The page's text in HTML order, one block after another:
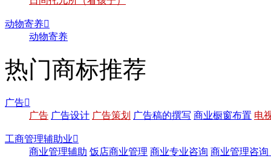
动物寄养
动物寄养
热门商标推荐
广告
广告 广告设计 广告策划 广告稿的撰写 商业橱窗布置 电
工商管理辅助业
商业管理辅助 饭店商业管理 商业专业咨询 商业管理咨询